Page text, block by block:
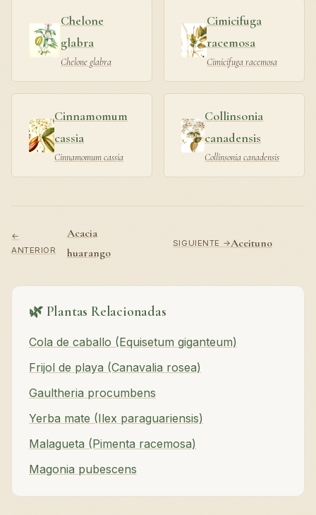
Chelone
glabra
Chelone glabra
Cimicifuga
racemosa
Cimicifuga racemosa
Cinnamomum
cassia
Cinnamomum cassia
Collinsonia
canadensis
Collinsonia canadensis
←
ANTERIOR
Acacia
huarango
SIGUIENTE →Aceituno
🌿 Plantas Relacionadas
Cola de caballo (Equisetum giganteum)
Frijol de playa (Canavalia rosea)
Gaultheria procumbens
Yerba mate (Ilex paraguariensis)
Malagueta (Pimenta racemosa)
Magonia pubescens